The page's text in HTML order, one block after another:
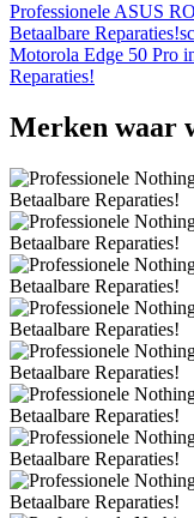
Professionele ASUS
Betaalbare Reparaties!
Motorola Edge 50 Pro
Reparaties!
Merken waar